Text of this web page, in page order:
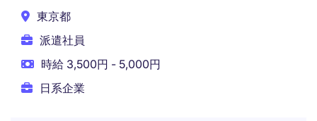
東京都
派遣社員
時給 3,500円 - 5,000円
日系企業